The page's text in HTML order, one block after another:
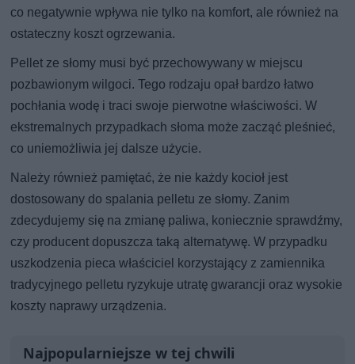
co negatywnie wpływa nie tylko na komfort, ale również na
ostateczny koszt ogrzewania.
Pellet ze słomy musi być przechowywany w miejscu
pozbawionym wilgoci. Tego rodzaju opał bardzo łatwo
pochłania wodę i traci swoje pierwotne właściwości. W
ekstremalnych przypadkach słoma może zacząć pleśnieć,
co uniemożliwia jej dalsze użycie.
Należy również pamiętać, że nie każdy kocioł jest
dostosowany do spalania pelletu ze słomy. Zanim
zdecydujemy się na zmianę paliwa, koniecznie sprawdźmy,
czy producent dopuszcza taką alternatywę. W przypadku
uszkodzenia pieca właściciel korzystający z zamiennika
tradycyjnego pelletu ryzykuje utratę gwarancji oraz wysokie
koszty naprawy urządzenia.
Najpopularniejsze w tej chwili